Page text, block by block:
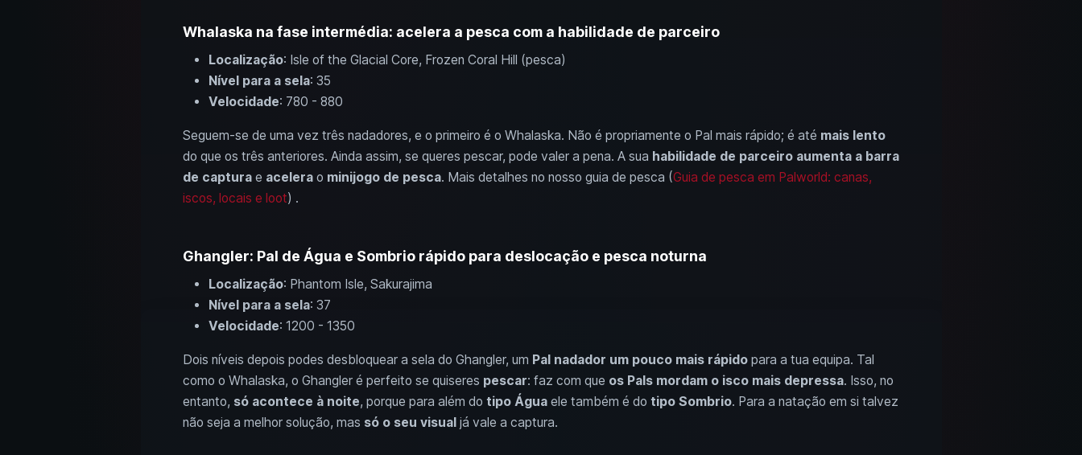
Whalaska na fase intermédia: acelera a pesca com a habilidade de parceiro
Localização: Isle of the Glacial Core, Frozen Coral Hill (pesca)
Nível para a sela: 35
Velocidade: 780 - 880
Seguem-se de uma vez três nadadores, e o primeiro é o Whalaska. Não é propriamente o Pal mais rápido; é até mais lento
do que os três anteriores. Ainda assim, se queres pescar, pode valer a pena. A sua habilidade de parceiro aumenta a barra
de capturae acelerao minijogo de pesca. Mais detalhes no nosso guia de pesca (Guia de pesca em Palworld: canas,
iscos, locais e loot) .
Ghangler: Pal de Água e Sombrio rápido para deslocação e pesca noturna
Localização: Phantom Isle, Sakurajima
Nível para a sela: 37
Velocidade: 1200 - 1350
Dois níveis depois podes desbloquear a sela do Ghangler, um Pal nadador um pouco mais rápidopara a tua equipa. Tal
como o Whalaska, o Ghangler é perfeito se quiseres pescar: faz com que os Pals mordam o isco mais depressa. Isso, no
entanto, só acontece à noite, porque para além do tipo Águaele também é do tipo Sombrio. Para a natação em si talvez
não seja a melhor solução, mas só o seu visualjá vale a captura.